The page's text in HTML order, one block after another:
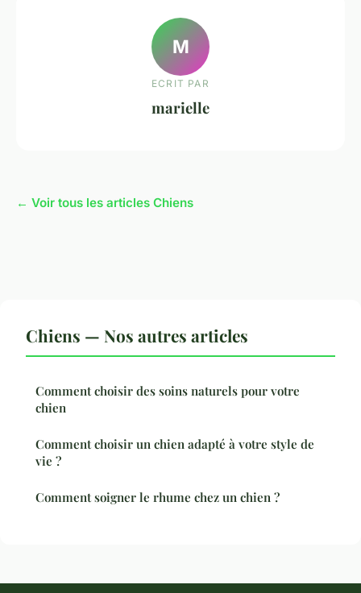
M
ECRIT PAR
marielle
← Voir tous les articles Chiens
Chiens — Nos autres articles
Comment choisir des soins naturels pour votre
chien
Comment choisir un chien adapté à votre style de
vie ?
Comment soigner le rhume chez un chien ?